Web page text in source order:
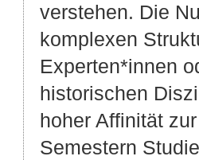
verstehen. Die
komplexen
Experten*innen
historischen
hoher Affinität
Semestern